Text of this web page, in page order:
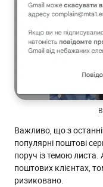
Важливо, що з
популярні поштові
поруч із темою
поштових клієнтах,
ризиковано.